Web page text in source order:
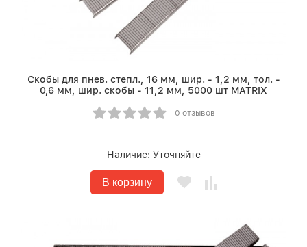
Скобы для пнев. степл., 16 мм, шир. - 1,2 мм, тол. -
0,6 мм, шир. скобы - 11,2 мм, 5000 шт MATRIX
0 отзывов
Наличие: Уточняйте
В корзину